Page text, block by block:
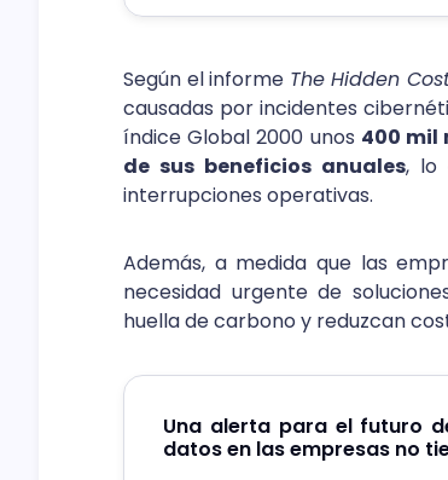
Según el informe The Hidden
causadas por incidentes
índice Global 2000 unos 400 mil
de sus beneficios anuales, lo
interrupciones operativas.
Además, a medida que las
necesidad urgente de
huella de carbono y reduzcan
Una alerta para el futuro
datos en las empresas no